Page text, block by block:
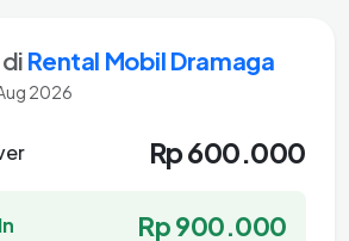
Rental Mobil Dramaga
2026
Rp 600.000
Rp 900.000